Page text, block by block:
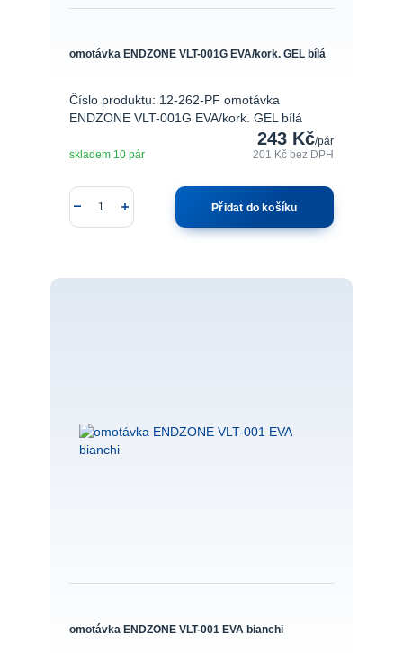
omotávka ENDZONE VLT-001G EVA/kork. GEL bílá
Číslo produktu: 12-262-PF omotávka
ENDZONE VLT-001G EVA/kork. GEL bílá
243 Kč/pár
201 Kčbez DPH
skladem 10 pár
Přidat do košíku
omotávka ENDZONE VLT-001 EVA bianchi